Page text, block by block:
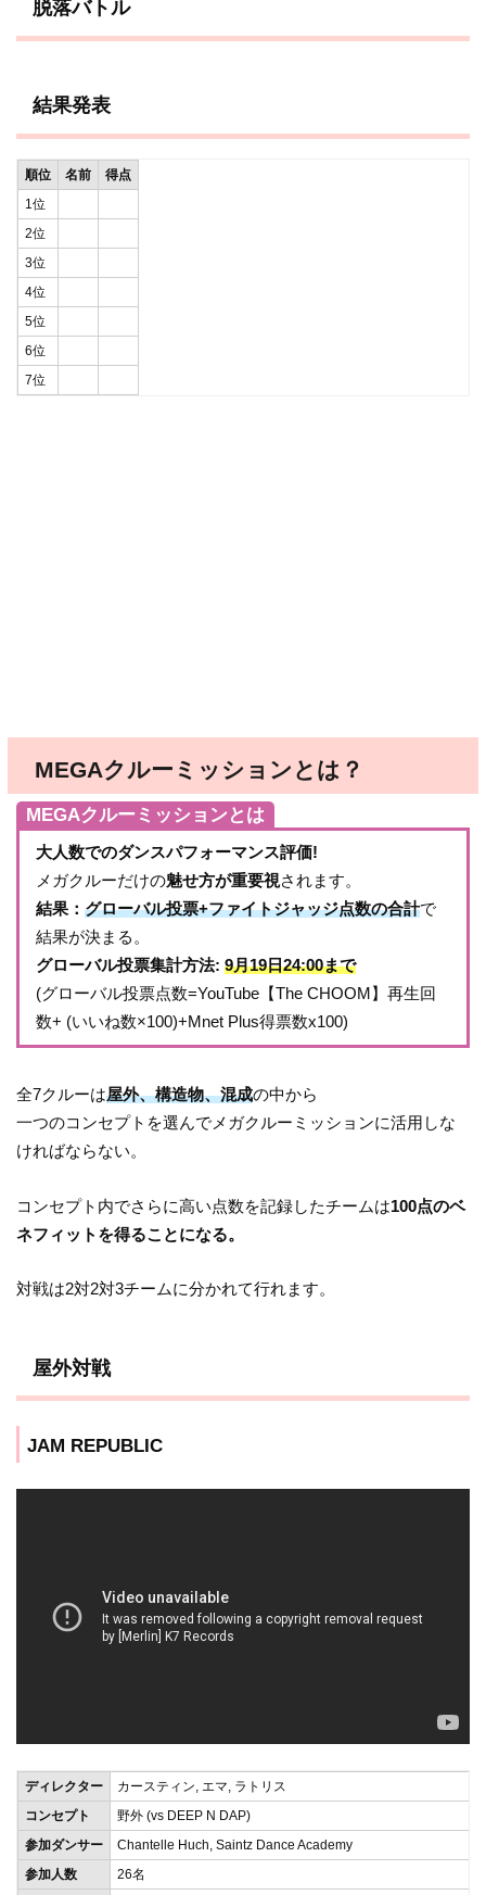
脱落バトル
結果発表
順位 名前
得点
1位
2位
3位
4位
5位
6位
7位
MEGAクルーミッションとは？
MEGAクルーミッションとは
大人数でのダンスパフォーマンス評価!
メガクルーだけの魅せ方が重要視されます。
結果：グローバル投票+ファイトジャッジ点数の合計で
結果が決まる。
グローバル投票集計方法:9月19日24:00まで
(グローバル投票点数=YouTube【The CHOOM】再生回
数+ (いいね数×100)+Mnet Plus得票数x100)
全7クルーは屋外、構造物、混成の中から
一つのコンセプトを選んでメガクルーミッションに活用しな
ければならない。
コンセプト内でさらに高い点数を記録したチームは100点のベ
ネフィットを得ることになる。
対戦は2対2対3チームに分かれて行れます。
屋外対戦
JAM REPUBLIC
ディレクター
カースティン, エマ, ラトリス
コンセプト
野外 (vs DEEP N DAP)
参加ダンサー
Chantelle Huch, Saintz Dance Academy
参加人数
26名